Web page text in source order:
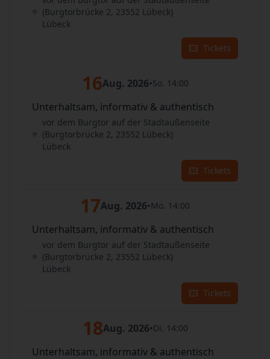
(Burgtorbrücke 2, 23552 Lübeck)
Lübeck
Tickets
16Aug. 2026•So. 14:00
Unterhaltsam, informativ & authentisch
vor dem Burgtor auf der Stadtaußenseite
(Burgtorbrücke 2, 23552 Lübeck)
Lübeck
Tickets
17Aug. 2026•Mo. 14:00
Unterhaltsam, informativ & authentisch
vor dem Burgtor auf der Stadtaußenseite
(Burgtorbrücke 2, 23552 Lübeck)
Lübeck
Tickets
18Aug. 2026•Di. 14:00
Unterhaltsam, informativ & authentisch